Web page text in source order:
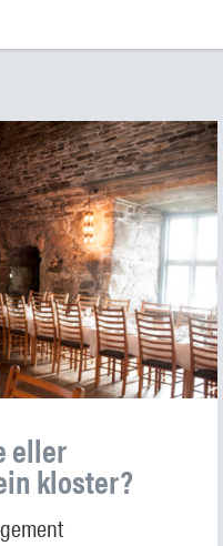
LÆRING
Kjøp billett og årskort
Bygg og samling
Lær mer om Utstein
eller
kloster?